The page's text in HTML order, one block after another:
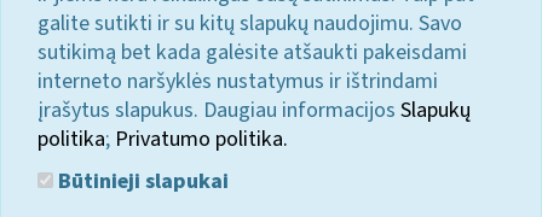
galite sutikti ir su kitų slapukų naudojimu. Savo
sutikimą bet kada galėsite atšaukti pakeisdami
interneto naršyklės nustatymus ir ištrindami
įrašytus slapukus. Daugiau informacijos Slapukų
politika; Privatumo politika.
Būtinieji slapukai